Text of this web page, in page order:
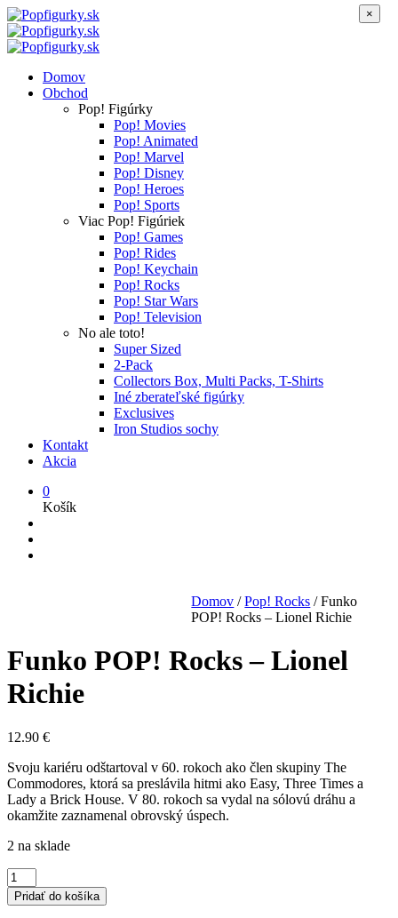
Domov
Obchod
Pop! Figúrky
Pop! Movies
Pop! Animated
Pop! Marvel
Pop! Disney
Pop! Heroes
Pop! Sports
Viac Pop! Figúriek
Pop! Games
Pop! Rides
Pop! Keychain
Pop! Rocks
Pop! Star Wars
Pop! Television
No ale toto!
Super Sized
2-Pack
Collectors Box, Multi Packs, T-Shirts
Iné zberateľské figúrky
Exclusives
Iron Studios sochy
Kontakt
Akcia
0
Košík
Domov / Pop! Rocks /Funko
POP! Rocks – Lionel Richie
Funko POP! Rocks – Lionel
Richie
12.90 €
Svoju kariéru odštartoval v 60. rokoch ako člen skupiny The
Commodores, ktorá sa preslávila hitmi ako Easy, Three Times a
Lady a Brick House. V 80. rokoch sa vydal na sólovú dráhu a
okamžite zaznamenal obrovský úspech.
2 na sklade
množstvo
Funko
POP!
Pridať do košíka
×